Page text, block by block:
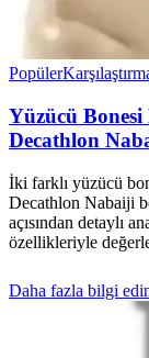
Popüler
Yüzücü Bonesi
Decathlon
İki farklı yüzücü
Decathlon Nabaiji
açısından detaylı
özellikleriyle
Daha fazla bilgi